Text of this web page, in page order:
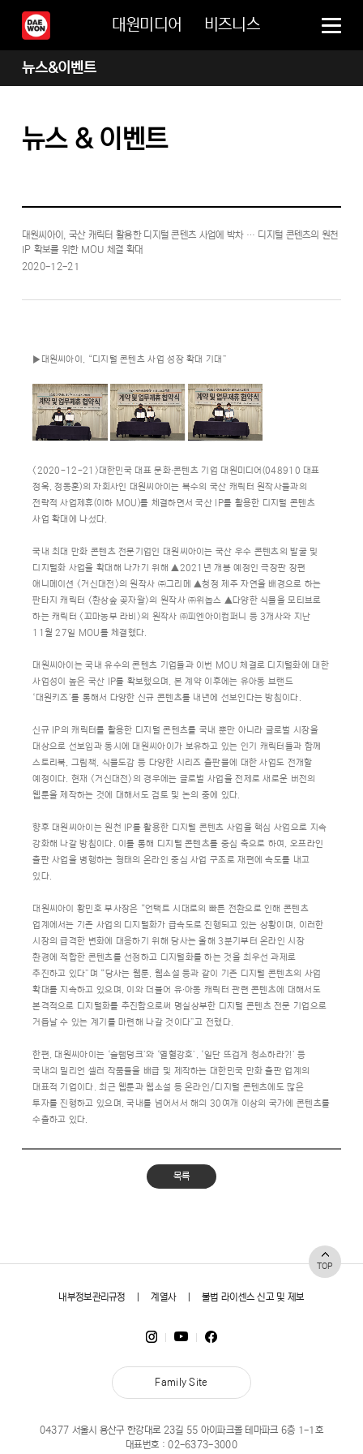
대원미디어 비즈니스
뉴스&이벤트
뉴스 & 이벤트
대원씨아이, 국산 캐릭터 활용한 디지털 콘텐츠 사업에 박차 … 디지털 콘텐츠의 원천
IP 확보를 위한 MOU 체결 확대
2020-12-21
▶대원씨아이, “디지털 콘텐츠 사업 성장 확대 기대”
<2020-12-21>대한민국 대표 문화∙콘텐츠 기업 대원미디어(048910 대표
정욱, 정동훈)의 자회사인 대원씨아이는 복수의 국산 캐릭터 원작사들과의
전략적 사업제휴(이하 MOU)를 체결하면서 국산 IP를 활용한 디지털 콘텐츠
사업 확대에 나섰다.
국내 최대 만화 콘텐츠 전문기업인 대원씨아이는 국산 우수 콘텐츠의 발굴 및
디지털화 사업을 확대해 나가기 위해 ▲2021년 개봉 예정인 극장판 장편
애니메이션 <거신대전>의 원작사 ㈜그리메 ▲청정 제주 자연을 배경으로 하는
판타지 캐릭터 <환상숲 곶자왈>의 원작사 ㈜위놉스 ▲다양한 식물을 모티브로
하는 캐릭터 <꼬마농부 라비>의 원작사 ㈜피엔아이컴퍼니 등 3개사와 지난
11월 27일 MOU를 체결했다.
대원씨아이는 국내 유수의 콘텐츠 기업들과 이번 MOU 체결로 디지털화에 대한
사업성이 높은 국산 IP를 확보했으며, 본 계약 이후에는 유아동 브랜드
‘대원키즈’를 통해서 다양한 신규 콘텐츠를 내년에 선보인다는 방침이다.
신규 IP의 캐릭터를 활용한 디지털 콘텐츠를 국내 뿐만 아니라 글로벌 시장을
대상으로 선보임과 동시에 대원씨아이가 보유하고 있는 인기 캐릭터들과 함께
스토리북, 그림책, 식물도감 등 다양한 시리즈 출판물에 대한 사업도 전개할
예정이다. 현재 <거신대전>의 경우에는 글로벌 사업을 전제로 새로운 버전의
웹툰을 제작하는 것에 대해서도 검토 및 논의 중에 있다.
향후 대원씨아이는 원천 IP를 활용한 디지털 콘텐츠 사업을 핵심 사업으로 지속
강화해 나갈 방침이다. 이를 통해 디지털 콘텐츠를 중심 축으로 하여, 오프라인
출판 사업을 병행하는 형태의 온라인 중심 사업 구조로 재편에 속도를 내고
있다.
대원씨아이 황민호 부사장은 “언택트 시대로의 빠른 전환으로 인해 콘텐츠
업계에서는 기존 사업의 디지털화가 급속도로 진행되고 있는 상황이며, 이러한
시장의 급격한 변화에 대응하기 위해 당사는 올해 3분기부터 온라인 시장
환경에 적합한 콘텐츠를 선정하고 디지털화를 하는 것을 최우선 과제로
추진하고 있다”며 “당사는 웹툰, 웹소설 등과 같이 기존 디지털 콘텐츠의 사업
확대를 지속하고 있으며, 이와 더불어 유∙아동 캐릭터 관련 콘텐츠에 대해서도
본격적으로 디지털화를 추진함으로써 명실상부한 디지털 콘텐츠 전문 기업으로
거듭날 수 있는 계기를 마련해 나갈 것이다”고 전했다.
한편, 대원씨아이는 ‘슬램덩크’와 ‘열혈강호’, ‘일단 뜨겁게 청소하라?!’ 등
국내외 밀리언 셀러 작품들을 배급 및 제작하는 대한민국 만화 출판 업계의
대표적 기업이다. 최근 웹툰과 웹소설 등 온라인/디지털 콘텐츠에도 많은
투자를 진행하고 있으며, 국내를 넘어서서 해외 30여개 이상의 국가에 콘텐츠를
수출하고 있다.
목록
TOP
내부정보관리규정 |계열사|불법 라이센스 신고 및 제보
Family Site
04377 서울시 용산구 한강대로 23길 55 아이파크몰 테마파크 6층 1-1호
대표번호 :02-6373-3000